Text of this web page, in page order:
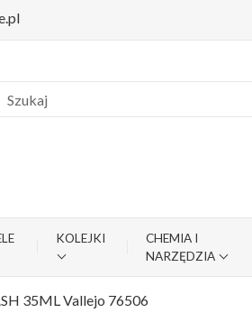
KOLEJKI
CHEMIA I
NARZĘDZIA
35ML Vallejo 76506